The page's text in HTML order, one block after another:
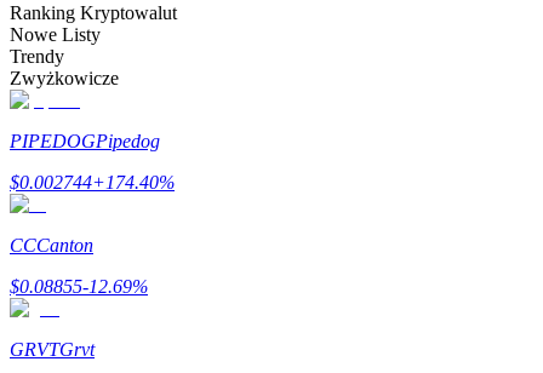
Analiza Big Data, w tym informacje handlowe itp.
Ranking Kryptowalut
Nowe Listy
Trendy
Zwyżkowicze
PIPEDOGPipedog
$0.002744+174.40%
CCCanton
$0.08855-12.69%
GRVTGrvt